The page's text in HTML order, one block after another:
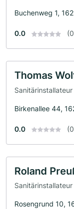
Buchenweg 1,
0.0
Thomas
Sanitärinstallateur
Birkenallee 44,
0.0
Roland
Sanitärinstallateur
Rosengrund 10,